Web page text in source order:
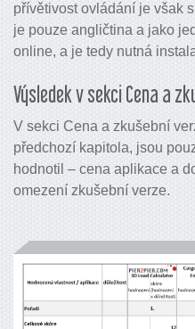
přívětivost ovládání je však
je pouze angličtina a jako
online, a je tedy nutná
Výsledek v sekci Cena a
V sekci Cena a zkušební
předchozí kapitola, jsou
hodnotil – cena aplikace a
omezení zkušební verze.